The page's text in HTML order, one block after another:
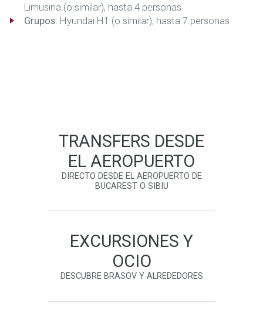
Limusina (o similar), hasta 4 personas
Grupos: Hyundai H1 (o similar), hasta 7 personas
TRANSFERS DESDE
EL AEROPUERTO
DIRECTO DESDE EL AEROPUERTO DE
BUCAREST O SIBIU
EXCURSIONES Y
OCIO
DESCUBRE BRASOV Y ALREDEDORES